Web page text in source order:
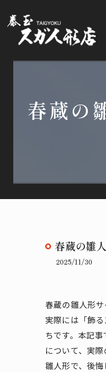
春蔵の
春蔵の雛
2025/11/30
春蔵の雛人形
実際には「飾
ちです。本記
について、実
雛人形で、後悔